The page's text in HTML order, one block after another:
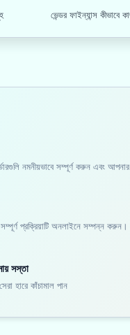
ভেন্ডর ফাইন্যান্স কীভাবে
নমনীয়ভাবে সম্পূর্ণ করুন এবং
প্রক্রিয়াটি অনলাইনে সম্পন্ন করুন।
সস্তা
হারে কাঁচামাল পান